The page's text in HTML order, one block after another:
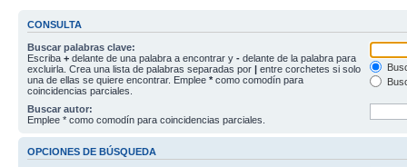
CONSULTA
Buscar palabras clave:
Escriba + delante de una palabra a encontrar y - delante de la palabra para
excluirla. Crea una lista de palabras separadas por | entre corchetes si solo
una de ellas se quiere encontrar. Emplee * como comodín para
coincidencias parciales.
Buscar autor:
Emplee * como comodín para coincidencias parciales.
OPCIONES DE BÚSQUEDA